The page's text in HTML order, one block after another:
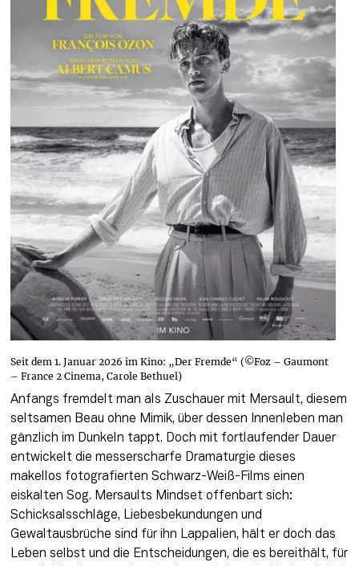
Seit dem 1. Januar 2026 im Kino: „Der Fremde“ (©Foz – Gaumont
– France 2 Cinema, Carole Bethuel)
Anfangs fremdelt man als Zuschauer mit Mersault, diesem
seltsamen Beau ohne Mimik, über dessen Innenleben man
gänzlich im Dunkeln tappt. Doch mit fortlaufender Dauer
entwickelt die messerscharfe Dramaturgie dieses
makellos fotografierten Schwarz-Weiß-Films einen
eiskalten Sog. Mersaults Mindset offenbart sich:
Schicksalsschläge, Liebesbekundungen und
Gewaltausbrüche sind für ihn Lappalien, hält er doch das
Leben selbst und die Entscheidungen, die es bereithält, für